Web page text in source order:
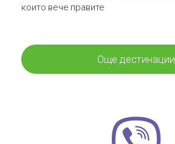
които вече правите
Още дестинации